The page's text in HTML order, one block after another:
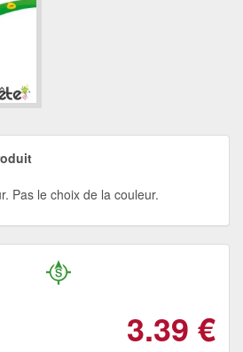
Pas le choix de la couleur.
3.39 €